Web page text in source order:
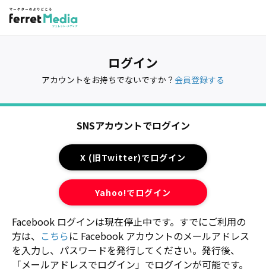
ログイン
アカウントをお持ちでないですか？ 会員登録する
SNSアカウントでログイン
X (旧Twitter)でログイン
Yahoo!でログイン
Facebook ログインは現在停止中です。すでにご利用の
方は、 こちらに Facebook アカウントのメールアドレス
を入力し、パスワードを発行してください。発行後、
「メールアドレスでログイン」でログインが可能です。